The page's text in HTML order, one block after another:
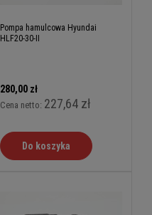
Pompa hamulcowa Hyundai
HLF20-30-II
280,00 zł
Cena netto: 227,64 zł
Do koszyka